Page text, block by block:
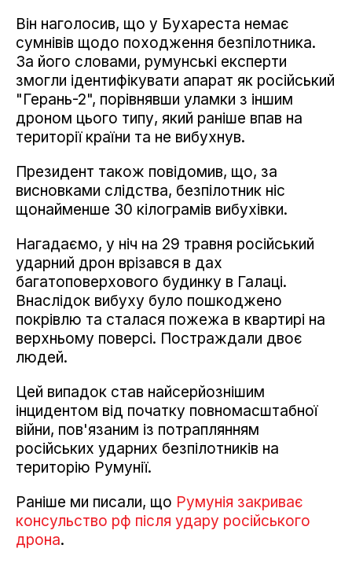
Він наголосив, що у Бухареста немає
сумнівів щодо походження безпілотника.
За його словами, румунські експерти
змогли ідентифікувати апарат як російський
"Герань-2", порівнявши уламки з іншим
дроном цього типу, який раніше впав на
території країни та не вибухнув.
Президент також повідомив, що, за
висновками слідства, безпілотник ніс
щонайменше 30 кілограмів вибухівки.
Нагадаємо, у ніч на 29 травня російський
ударний дрон врізався в дах
багатоповерхового будинку в Галаці.
Внаслідок вибуху було пошкоджено
покрівлю та сталася пожежа в квартирі на
верхньому поверсі. Постраждали двоє
людей.
Цей випадок став найсерйознішим
інцидентом від початку повномасштабної
війни, пов'язаним із потраплянням
російських ударних безпілотників на
територію Румунії.
Раніше ми писали, що Румунія закриває
консульство рф після удару російського
дрона.